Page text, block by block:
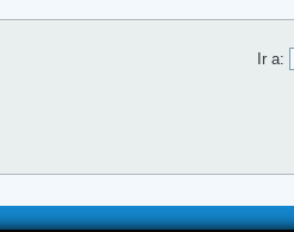
Ir a: